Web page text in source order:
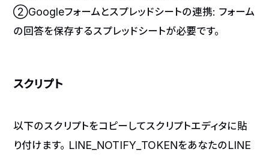
②Googleフォームとスプレッドシートの連携: フォーム
の回答を保存するスプレッドシートが必要です。
スクリプト
以下のスクリプトをコピーしてスクリプトエディタに貼
り付けます。LINE_NOTIFY_TOKENをあなたのLINE